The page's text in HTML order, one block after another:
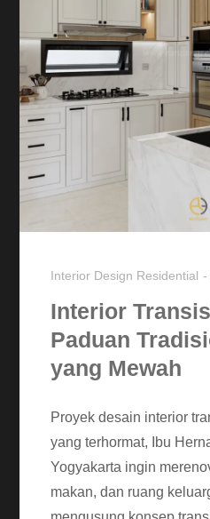
Interior Design Residential
Interior
Paduan
yang Mewah
Proyek desain interior
yang terhormat, Ibu
Yogyakarta ingin
makan, dan ruang